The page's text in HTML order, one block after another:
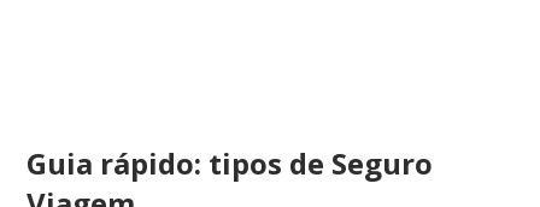
Guia rápido: tipos de Seguro